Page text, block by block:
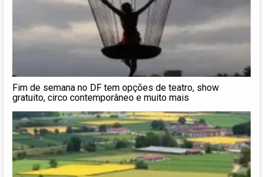
Fim de semana no DF tem opções de teatro, show
gratuito, circo contemporâneo e muito mais